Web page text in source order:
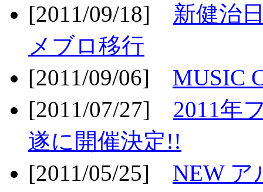
[2011/09/18] 新健治
メブロ移行
[2011/09/06] MUSIC
[2011/07/27] 2011年
遂に開催決定!!
[2011/05/25] NEW